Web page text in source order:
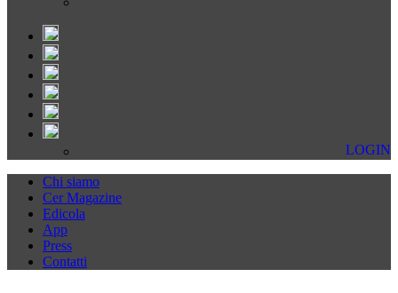
LOGIN
Chi siamo
Cer Magazine
Edicola
App
Press
Contatti